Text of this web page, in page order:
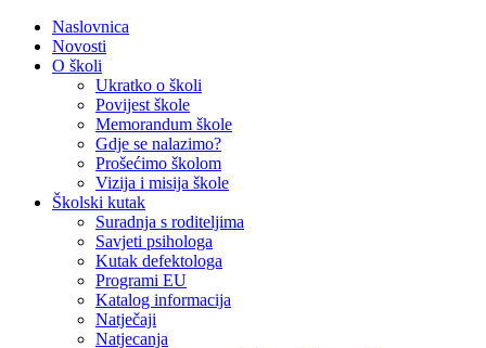
Naslovnica
Novosti
O školi
Ukratko o školi
Povijest škole
Memorandum škole
Gdje se nalazimo?
Prošećimo školom
Vizija i misija škole
Školski kutak
Suradnja s roditeljima
Savjeti psihologa
Kutak defektologa
Programi EU
Katalog informacija
Natječaji
Natjecanja